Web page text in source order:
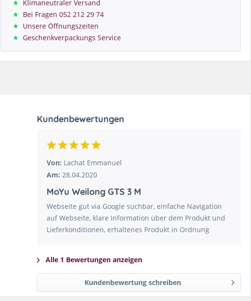
Klimaneutraler Versand
Bei Fragen 052 212 29 74
Unsere Öffnungszeiten
Geschenkverpackungs Service
Kundenbewertungen
Von: Lachat Emmanuel
Am: 28.04.2020
MoYu Weilong GTS 3 M
Webseite gut via Google suchbar, einfache Navigation
auf Webseite, klare Information über dem Produkt und
Lieferkonditionen, erhaltenes Produkt in Ordnung
Alle 1 Bewertungen anzeigen
Kundenbewertung schreiben